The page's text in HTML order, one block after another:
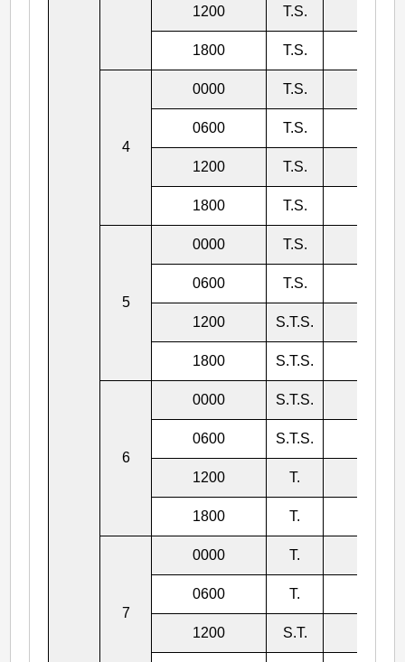
1200 T.S.
1800 T.S.
4
0000 T.S.
0600 T.S.
1200 T.S.
1800 T.S.
5
0000 T.S.
0600 T.S.
1200 S.T.S.
1800 S.T.S.
6
0000 S.T.S.
0600 S.T.S.
1200 T.
1800 T.
7
0000 T.
0600 T.
1200 S.T.